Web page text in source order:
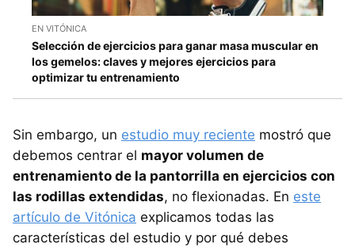
EN VITÓNICA
Selección de ejercicios para ganar masa muscular en
los gemelos: claves y mejores ejercicios para
optimizar tu entrenamiento
Sin embargo, un estudio muy reciente mostró que
debemos centrar el mayor volumen de
entrenamiento de la pantorrilla en ejercicios con
las rodillas extendidas, no flexionadas. En este
artículo de Vitónica explicamos todas las
características del estudio y por qué debes